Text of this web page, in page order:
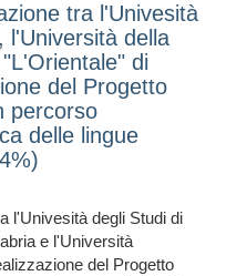
tra l'Univesità
l'Università della
di
del Progetto
percorso
delle lingue
l'Univesità degli Studi di
e l'Università
del Progetto